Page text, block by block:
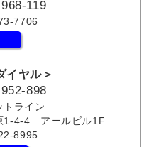
119
7706
イヤル＞
898
トライン
1-4-4 アールビル1F
8995